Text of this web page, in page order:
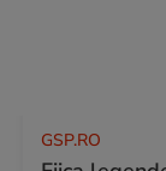
GSP.RO